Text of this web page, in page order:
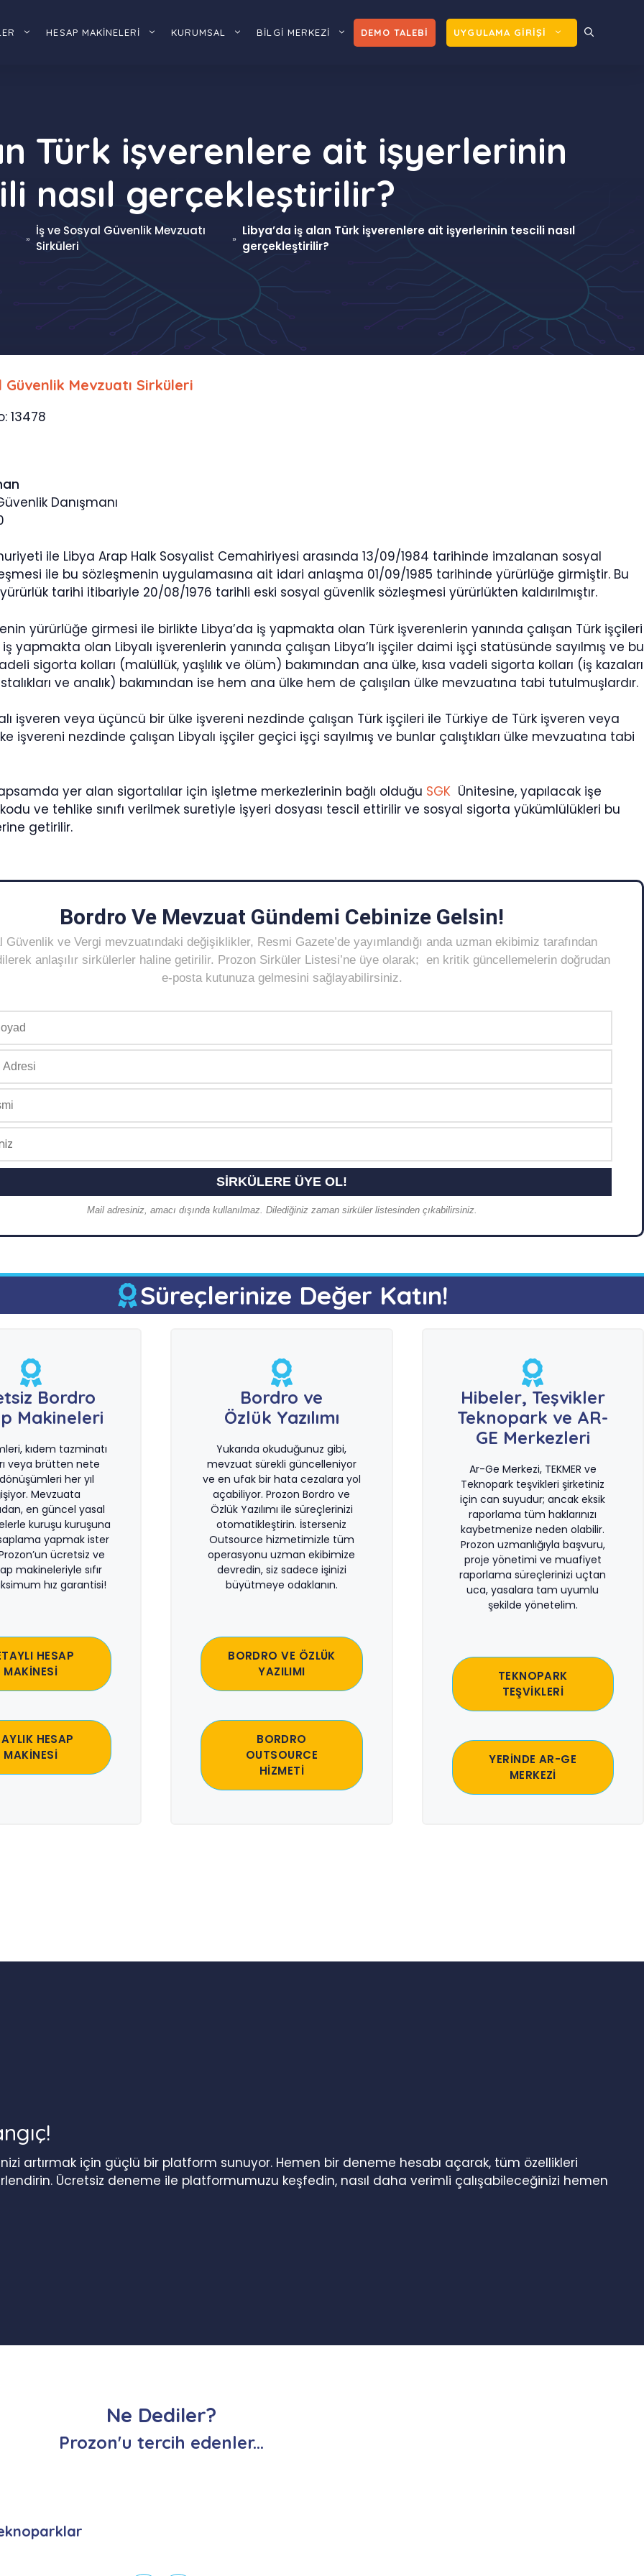
HESAP MAKİNELERİ KURUMSAL BİLGİ MERKEZİ DEMO TALEBİ UYGULAMA GİRİŞİ
Türk işverenlere ait işyerlerinin
nasıl gerçekleştirilir?
»
İş ve Sosyal Güvenlik Mevzuatı
Sirküleri
»
Libya’da iş alan Türk işverenlere ait işyerlerinin tescili nasıl
gerçekleştirilir?
Güvenlik Mevzuatı Sirküleri
13478
Danışmanı
ile Libya Arap Halk Sosyalist Cemahiriyesi arasında 13/09/1984 tarihinde imzalanan sosyal
ile bu sözleşmenin uygulamasına ait idari anlaşma 01/09/1985 tarihinde yürürlüğe girmiştir. Bu
tarihi itibariyle 20/08/1976 tarihli eski sosyal güvenlik sözleşmesi yürürlükten kaldırılmıştır.
yürürlüğe girmesi ile birlikte Libya’da iş yapmakta olan Türk işverenlerin yanında çalışan Türk işçileri
iş yapmakta olan Libyalı işverenlerin yanında çalışan Libya’lı işçiler daimi işçi statüsünde sayılmış ve bu
sigorta kolları (malüllük, yaşlılık ve ölüm) bakımından ana ülke, kısa vadeli sigorta kolları (iş kazaları
ve analık) bakımından ise hem ana ülke hem de çalışılan ülke mevzuatına tabi tutulmuşlardır.
işveren veya üçüncü bir ülke işvereni nezdinde çalışan Türk işçileri ile Türkiye de Türk işveren veya
işvereni nezdinde çalışan Libyalı işçiler geçici işçi sayılmış ve bunlar çalıştıkları ülke mevzuatına tabi
yer alan sigortalılar için işletme merkezlerinin bağlı olduğu SGK Ünitesine, yapılacak işe
ve tehlike sınıfı verilmek suretiyle işyeri dosyası tescil ettirilir ve sosyal sigorta yükümlülükleri bu
getirilir.
Bordro Ve Mevzuat Gündemi Cebinize Gelsin!
Güvenlik ve Vergi mevzuatındaki değişiklikler, Resmi Gazete’de yayımlandığı anda uzman ekibimiz tarafından
anlaşılır sirkülerler haline getirilir. Prozon Sirküler Listesi’ne üye olarak; en kritik güncellemelerin doğrudan
e-posta kutunuza gelmesini sağlayabilirsiniz.
Mail adresiniz, amacı dışında kullanılmaz. Dilediğiniz zaman sirküler listesinden çıkabilirsiniz.
Süreçlerinize Değer Katın!
Bordro
Makineleri
kıdem tazminatı
veya brütten nete
her yıl
Mevzuata
en güncel yasal
kuruşu kuruşuna
yapmak ister
ücretsiz ve
makineleriyle sıfır
hız garantisi!
HESAP
MAKİNESİ
HESAP
MAKİNESİ
Bordro ve
Özlük Yazılımı
Yukarıda okuduğunuz gibi,
mevzuat sürekli güncelleniyor
ve en ufak bir hata cezalara yol
açabiliyor. Prozon Bordro ve
Özlük Yazılımı ile süreçlerinizi
otomatikleştirin. İsterseniz
Outsource hizmetimizle tüm
operasyonu uzman ekibimize
devredin, siz sadece işinizi
büyütmeye odaklanın.
BORDRO VE ÖZLÜK
YAZILIMI
BORDRO
OUTSOURCE
HİZMETİ
Hibeler, Teşvikler
Teknopark ve AR-
GE Merkezleri
Ar-Ge Merkezi, TEKMER ve
Teknopark teşvikleri şirketiniz
için can suyudur; ancak eksik
raporlama tüm haklarınızı
kaybetmenize neden olabilir.
Prozon uzmanlığıyla başvuru,
proje yönetimi ve muafiyet
raporlama süreçlerinizi uçtan
uca, yasalara tam uyumlu
şekilde yönetelim.
TEKNOPARK
TEŞVİKLERİ
YERİNDE AR-GE
MERKEZİ
artırmak için güçlü bir platform sunuyor. Hemen bir deneme hesabı açarak, tüm özellikleri
Ücretsiz deneme ile platformumuzu keşfedin, nasıl daha verimli çalışabileceğinizi hemen
Ne Dediler?
Prozon'u tercih edenler...